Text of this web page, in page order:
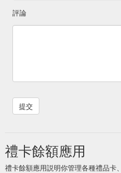
評論
禮卡餘額應用
禮卡餘額應用説明你管理各種禮品卡